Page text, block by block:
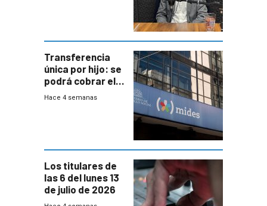
Transferencia
única por hijo: se
podrá cobrar el
100% en efectivo
Hace 4 semanas
Los titulares de
las 6 del lunes 13
de julio de 2026